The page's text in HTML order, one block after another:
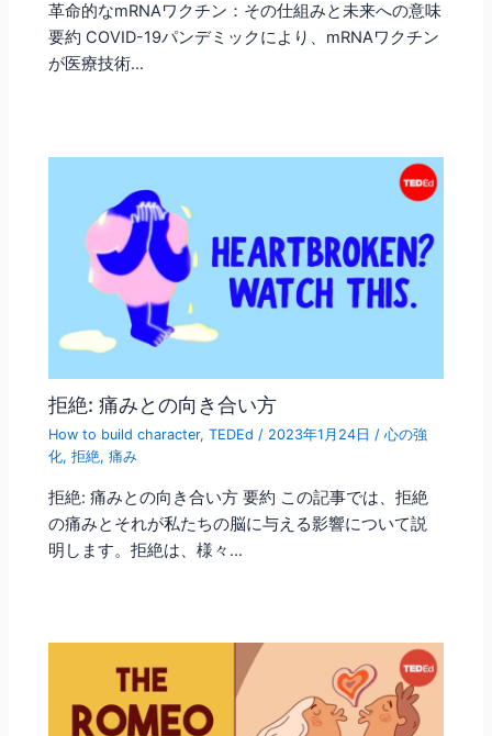
革命的なmRNAワクチン：その仕組みと未来への意味
要約 COVID-19パンデミックにより、mRNAワクチン
が医療技術…
拒絶: 痛みとの向き合い方
How to build character,TEDEd / 2023年1月24日/心の強
化,拒絶,痛み
拒絶: 痛みとの向き合い方 要約 この記事では、拒絶
の痛みとそれが私たちの脳に与える影響について説
明します。拒絶は、様々…